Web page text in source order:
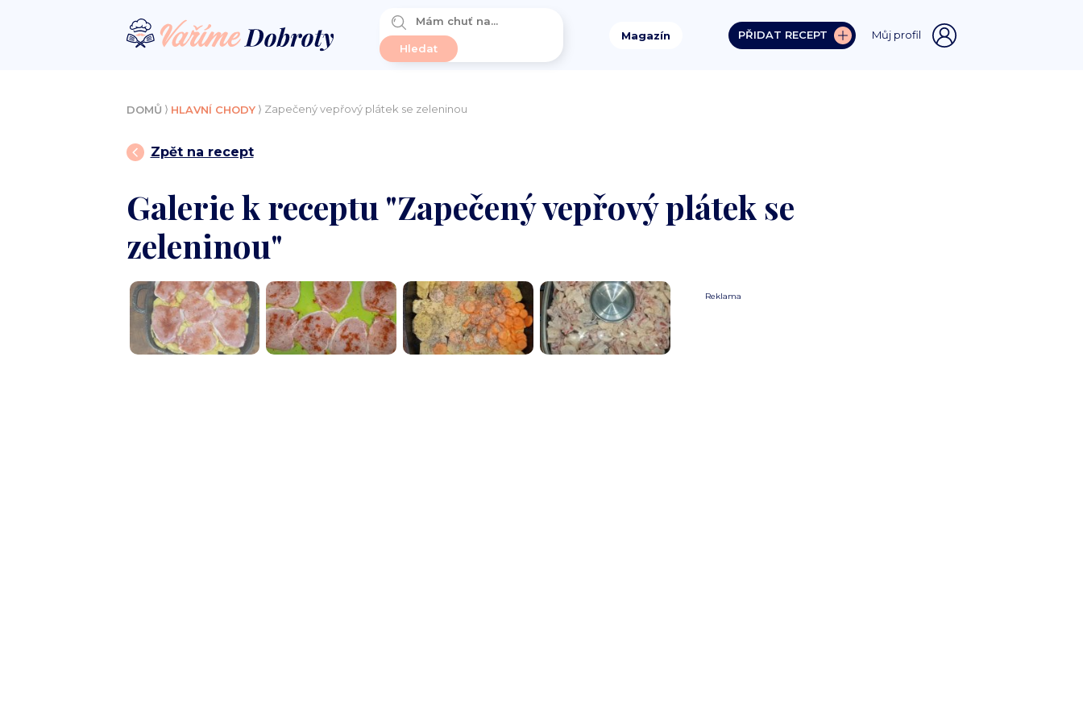
Magazín PŘIDAT RECEPT Můj profil
DOMŮ ⟩ HLAVNÍ CHODY⟩ Zapečený vepřový plátek se zeleninou
Zpět na recept
Galerie k receptu "Zapečený vepřový plátek se
zeleninou"
Reklama